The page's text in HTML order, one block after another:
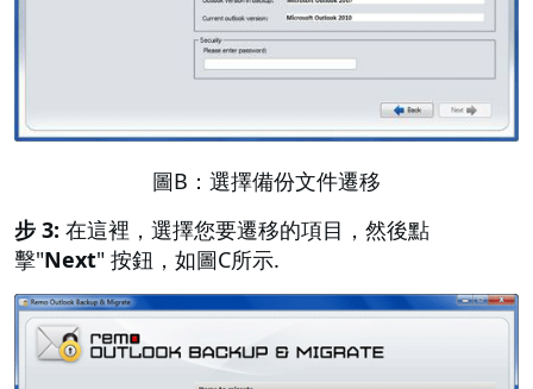
圖B：選擇備份文件遷移
步 3: 在這裡，選擇您要遷移的項目，然後點
擊"Next" 按鈕，如圖C所示.